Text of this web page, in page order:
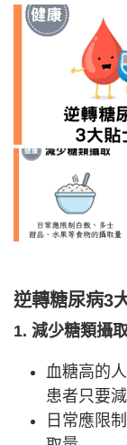
逆轉糖尿病3
1. 減少糖類攝
血糖高的
患者只要
日常應限